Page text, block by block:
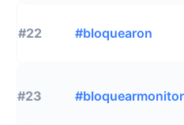
#22 #bloquearon
#23